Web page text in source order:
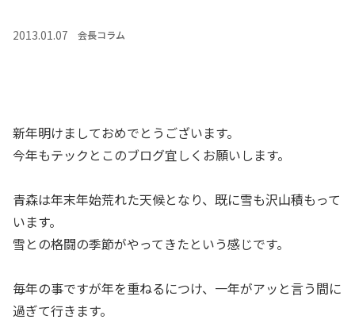
2013.01.07 会長コラム
新年明けましておめでとうございます。
今年もテックとこのブログ宜しくお願いします。
青森は年末年始荒れた天候となり、既に雪も沢山積もって
います。
雪との格闘の季節がやってきたという感じです。
毎年の事ですが年を重ねるにつけ、一年がアッと言う間に
過ぎて行きます。